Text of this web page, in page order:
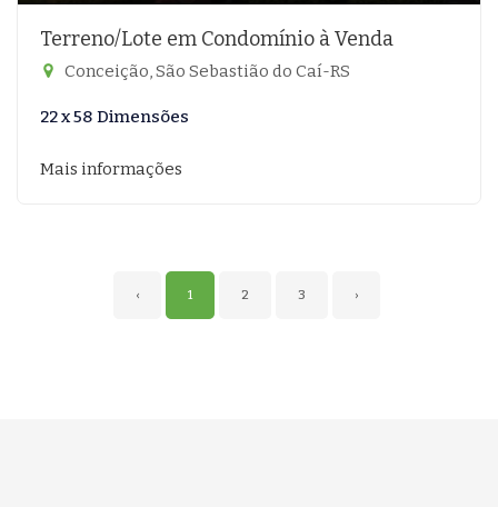
Terreno/Lote em Condomínio à Venda
Conceição, São Sebastião do Caí-RS
22 x 58 Dimensões
Mais informações
‹ 1 2 3 ›